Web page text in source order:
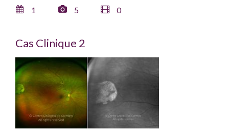
1 5 0
Cas Clinique 2